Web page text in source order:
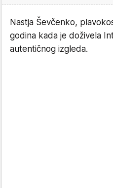
Nastja Ševčenko,
godina kada je doživela
autentičnog izgleda.